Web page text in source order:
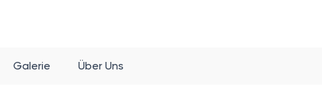
Galerie Über Uns